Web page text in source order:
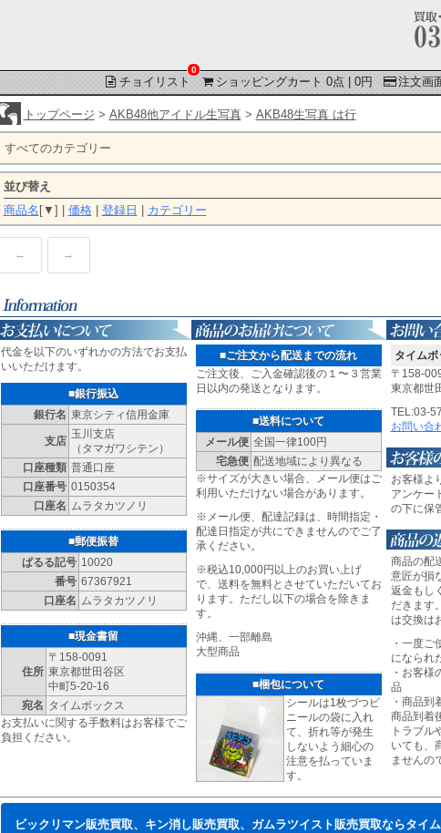
チョイリスト
0
ショッピングカート 0点 | 0円 注文画
トップページ > AKB48他アイドル生写真> AKB48生写真 は行
すべてのカテゴリー
並び替え
商品名 [▼] | 価格| 登録日 カテゴリー
← →
代金を以下のいずれかの方法でお支払
いいただけます。
■銀行振込
銀行名 東京シティ信用金庫
支店
玉川支店
（タマガワシテン）
口座種類 普通口座
口座番号 0150354
口座名
ムラタカツノリ
■郵便振替
ぱるる記号 10020
番号 67367921
口座名
ムラタカツノリ
■現金書留
住所
〒158-0091
東京都世田谷区
中町5-20-16
宛名 タイムボックス
お支払いに関する手数料はお客様でご
負担ください。
■ご注文から配送までの流れ
ご注文後、ご入金確認後の１〜３営業
日以内の発送となります。
■送料について
メール便 全国一律100円
宅急便 配送地域により異なる
※サイズが大きい場合、メール便はご
利用いただけない場合があります。
※メール便、配達記録は、時間指定・
配達日指定が共にできませんのでご了
承ください。
※税込10,000円以上のお買い上げ
で、送料を無料とさせていただいてお
ります。ただし以下の場合を除きま
す。
沖縄、一部離島
大型商品
■梱包について
シールは1枚づつビ
ニールの袋に入れ
て、折れ等が発生
しないよう細心の
注意を払っていま
す。
タイムボ
〒158-
東京都世
TEL:03-
お問い合
お客様よ
アンケー
の下に保
商品の配
意匠が損
返金もし
だきます
は交換は
・一度ご
になられ
・お客様
品
・商品到
商品到着
トラブル
いても、
ませんの
ビックリマン販売買取、キン消し販売買取、ガムラツイスト販売買取ならタイ